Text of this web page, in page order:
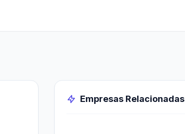
Empresas Relacionadas